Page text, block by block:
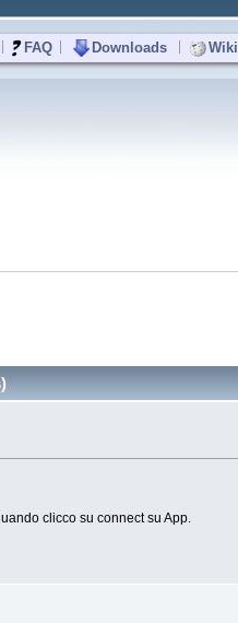
FAQ Downloads Wiki
clicco su connect su App.